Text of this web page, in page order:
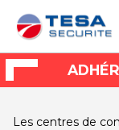
Les centres de